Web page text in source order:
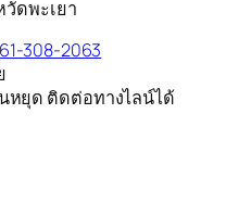
ดพะเยา
308-2063
หยุด ติดต่อทางไลน์ได้